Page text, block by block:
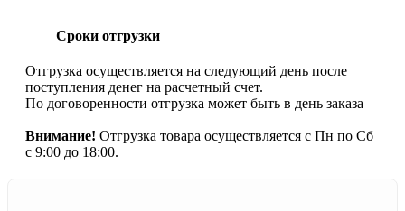
Сроки отгрузки
Отгрузка осуществляется на следующий день после
поступления денег на расчетный счет.
По договоренности отгрузка может быть в день заказа
Внимание! Отгрузка товара осуществляется с Пн по Сб
с 9:00 до 18:00.